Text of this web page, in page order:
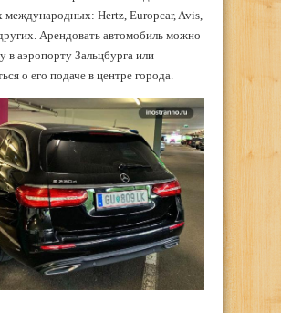
международных: Hertz, Europcar, Avis,
Арендовать автомобиль можно
в аэропорту Зальцбурга или
о его подаче в центре города.